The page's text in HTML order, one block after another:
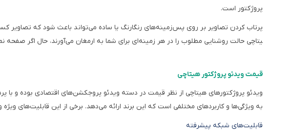
پروژکتور است.
پرتاب کردن تصاویر بر روی پس‌زمینه‌های رنگارنگ یا ساده می‌تواند باعث شود که تصاویر
یتاچی حالت روشنایی مطلوب را در هر زمینه‌ای برای شما به ارمغان می‌آورند، حال اگر صفحه
قیمت ویدئو پروژکتور هیتاچی
ویدئو پروژکتورهای هیتاچی از نظر قیمت در دسته ویدئو پروجکشن‌های اقتصادی بوده و با
به ویژگی‌ها و کاربردهای مختلفی است که این برند ارائه می‌دهد. برخی از این قابلیت‌های ویژه
قابلیت‌های شبکه پیشرفته